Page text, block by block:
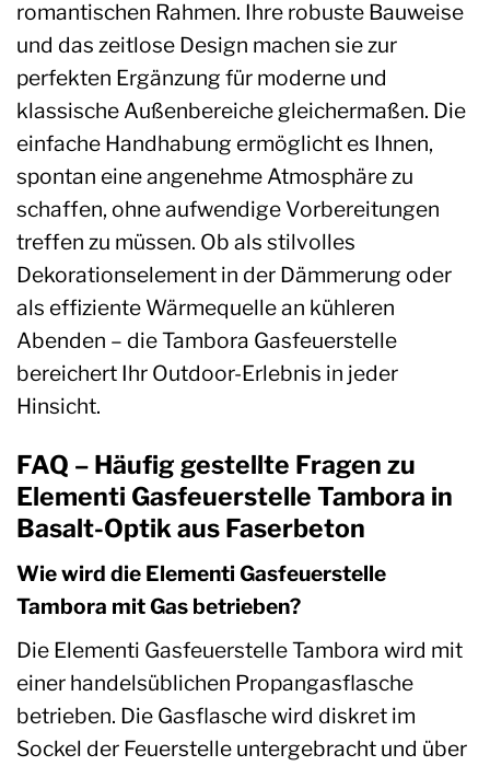
romantischen Rahmen. Ihre robuste Bauweise
und das zeitlose Design machen sie zur
perfekten Ergänzung für moderne und
klassische Außenbereiche gleichermaßen. Die
einfache Handhabung ermöglicht es Ihnen,
spontan eine angenehme Atmosphäre zu
schaffen, ohne aufwendige Vorbereitungen
treffen zu müssen. Ob als stilvolles
Dekorationselement in der Dämmerung oder
als effiziente Wärmequelle an kühleren
Abenden – die Tambora Gasfeuerstelle
bereichert Ihr Outdoor-Erlebnis in jeder
Hinsicht.
FAQ – Häufig gestellte Fragen zu
Elementi Gasfeuerstelle Tambora in
Basalt-Optik aus Faserbeton
Wie wird die Elementi Gasfeuerstelle
Tambora mit Gas betrieben?
Die Elementi Gasfeuerstelle Tambora wird mit
einer handelsüblichen Propangasflasche
betrieben. Die Gasflasche wird diskret im
Sockel der Feuerstelle untergebracht und über